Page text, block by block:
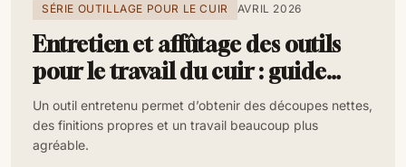
SÉRIE OUTILLAGE POUR LE CUIR AVRIL 2026
Entretien et affûtage des outils
pour le travail du cuir : guide
complet
Un outil entretenu permet d’obtenir des découpes nettes,
des finitions propres et un travail beaucoup plus
agréable.